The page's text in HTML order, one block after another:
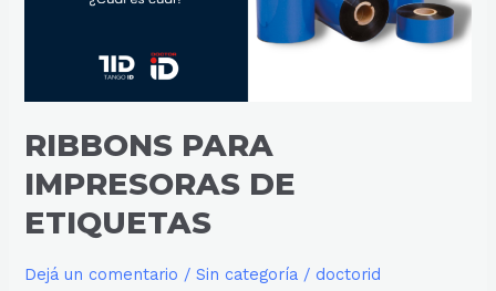
RIBBONS PARA
IMPRESORAS DE
ETIQUETAS
Dejá un comentario /Sin categoría / doctorid